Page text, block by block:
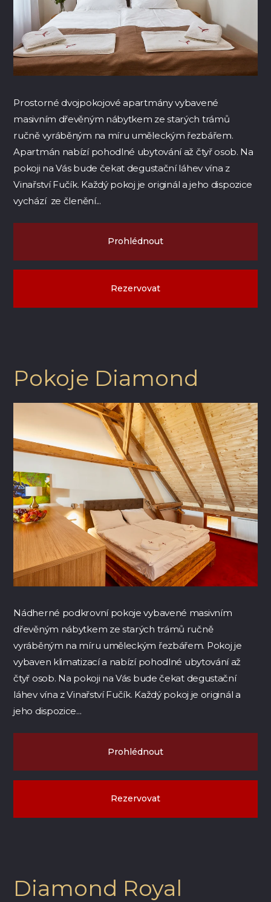
Prostorné dvojpokojové apartmány vybavené
masivním dřevěným nábytkem ze starých trámů
ručně vyráběným na míru uměleckým řezbářem.
Apartmán nabízí pohodlné ubytování až čtyř osob. Na
pokoji na Vás bude čekat degustační láhev vína z
Vinařství Fučík. Každý pokoj je originál a jeho dispozice
vychází ze členění...
Prohlédnout
Rezervovat
Pokoje Diamond
Nádherné podkrovní pokoje vybavené masivním
dřevěným nábytkem ze starých trámů ručně
vyráběným na míru uměleckým řezbářem. Pokoj je
vybaven klimatizací a nabízí pohodlné ubytování až
čtyř osob. Na pokoji na Vás bude čekat degustační
láhev vína z Vinařství Fučík. Každý pokoj je originál a
jeho dispozice...
Prohlédnout
Rezervovat
Diamond Royal